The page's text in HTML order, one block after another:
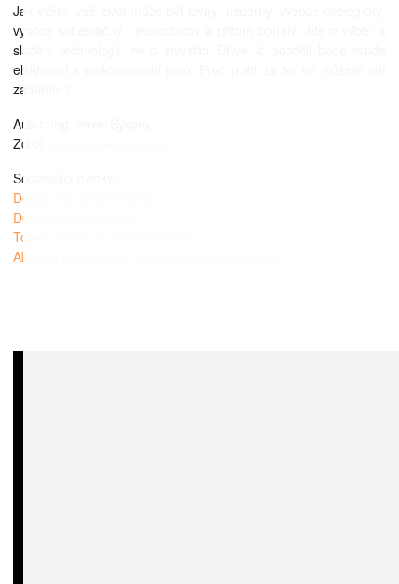
Jak vidíte, váš život může být levný, úsporný, vysoce ekologický,
vysoce soběstačný , jednoduchý a přitom bohatý. Jde o výběr a
sladění technologií, ne o investici. Dříve, či později bude všude
elektrokol a elektromobilů plno. Proč platit za to, co můžete mít
zadarmo?
Autor: Ing. Pavel Sýkora
Zdroj:
Související články:
Dotace na elektromobily
Dotace na novostavby
Topení domu za 3 000 Kč ročně
Akvaponický skleník - potravinová soběstačnost